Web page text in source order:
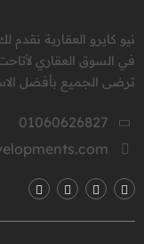
نيو كايرو العقارية نقدم
في السوق العقاري
ترضى الجميع بأفضل
01060626827